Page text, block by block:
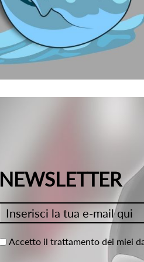
NEWSLETTER
Accetto il trattamento dei miei